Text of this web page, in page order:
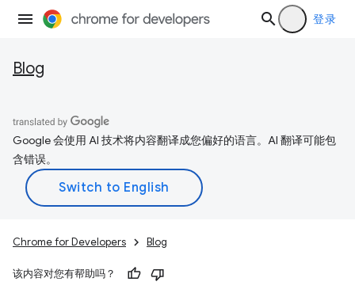
登录
Blog
Google 会使用 AI 技术将内容翻译成您偏好的语言。AI 翻译可能包
含错误。
Chrome for Developers Blog
该内容对您有帮助吗？